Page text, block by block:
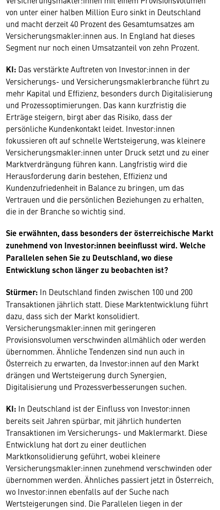
von unter einer halben Million Euro sinkt in Deutschland
und macht derzeit 40 Prozent des Gesamtumsatzes am
Versicherungsmakler:innen aus. In England hat dieses
Segment nur noch einen Umsatzanteil von zehn Prozent.
KI: Das verstärkte Auftreten von Investor:innen in der
Versicherungs- und Versicherungsmaklerbranche führt zu
mehr Kapital und Effizienz, besonders durch Digitalisierung
und Prozessoptimierungen. Das kann kurzfristig die
Erträge steigern, birgt aber das Risiko, dass der
persönliche Kundenkontakt leidet. Investor:innen
fokussieren oft auf schnelle Wertsteigerung, was kleinere
Versicherungsmakler:innen unter Druck setzt und zu einer
Marktverdrängung führen kann. Langfristig wird die
Herausforderung darin bestehen, Effizienz und
Kundenzufriedenheit in Balance zu bringen, um das
Vertrauen und die persönlichen Beziehungen zu erhalten,
die in der Branche so wichtig sind.
Sie erwähnten, dass besonders der österreichische Markt
zunehmend von Investor:innen beeinflusst wird. Welche
Parallelen sehen Sie zu Deutschland, wo diese
Entwicklung schon länger zu beobachten ist?
Stürmer: In Deutschland finden zwischen 100 und 200
Transaktionen jährlich statt. Diese Marktentwicklung führt
dazu, dass sich der Markt konsolidiert.
Versicherungsmakler:innen mit geringeren
Provisionsvolumen verschwinden allmählich oder werden
übernommen. Ähnliche Tendenzen sind nun auch in
Österreich zu erwarten, da Investor:innen auf den Markt
drängen und Wertsteigerung durch Synergien,
Digitalisierung und Prozessverbesserungen suchen.
KI: In Deutschland ist der Einfluss von Investor:innen
bereits seit Jahren spürbar, mit jährlich hunderten
Transaktionen im Versicherungs- und Maklermarkt. Diese
Entwicklung hat dort zu einer deutlichen
Marktkonsolidierung geführt, wobei kleinere
Versicherungsmakler:innen zunehmend verschwinden oder
übernommen werden. Ähnliches passiert jetzt in Österreich,
wo Investor:innen ebenfalls auf der Suche nach
Wertsteigerungen sind. Die Parallelen liegen in der